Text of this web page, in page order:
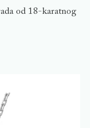
od 18-karatnog